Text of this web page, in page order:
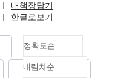
내책장담기
한글로보기
정확도순
정확도
내림차순